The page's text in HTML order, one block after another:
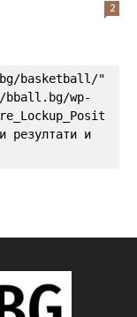
2
basketball/"
wp-
резултати и